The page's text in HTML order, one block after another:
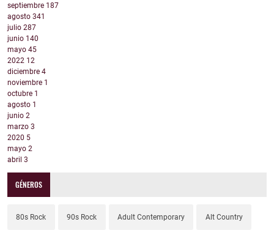
septiembre 187
agosto 341
julio 287
junio 140
mayo 45
2022 12
diciembre 4
noviembre 1
octubre 1
agosto 1
junio 2
marzo 3
2020 5
mayo 2
abril 3
GÉNEROS
80s Rock 90s Rock Adult Contemporary Alt Country